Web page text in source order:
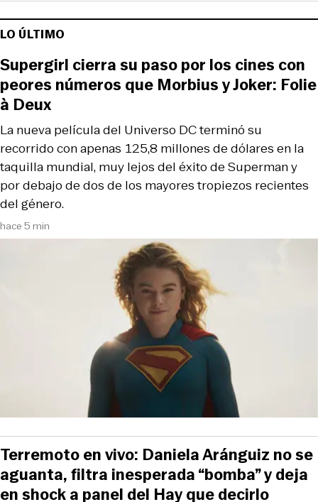
LO ÚLTIMO
hace 5 min
La nueva película del Universo DC terminó su
recorrido con apenas 125,8 millones de dólares en la
taquilla mundial, muy lejos del éxito de Superman y
por debajo de dos de los mayores tropiezos recientes
del género.
Supergirl cierra su paso por los cines con
peores números que Morbius y Joker: Folie
à Deux
Terremoto en vivo: Daniela Aránguiz no se
aguanta, filtra inesperada “bomba” y deja
en shock a panel del Hay que decirlo